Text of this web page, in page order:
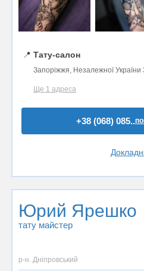
📍 Тату-салон
Запоріжжя, Незалежної України
Ще 1 адреса
+38 (068) 085..
Юрий Ярешко
тату майстер
р-н. Дніпровський